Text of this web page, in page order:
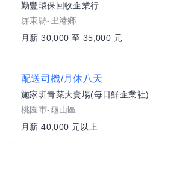
勤豐環保回收企業行
屏東縣-里港鄉
月薪 30,000 至 35,000 元
配送司機/月休八天
施家班青菜大賣場(每日鮮企業社)
桃園市-龜山區
月薪 40,000 元以上